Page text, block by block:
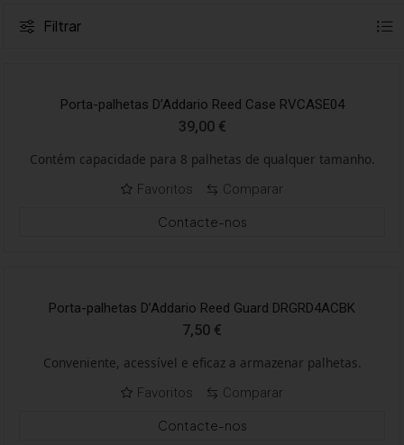
Filtrar
Porta-palhetas D’Addario Reed Case RVCASE04
39,00 €
Contém capacidade para 8 palhetas de qualquer tamanho.
Favoritos
Comparar
Contacte-nos
Porta-palhetas D’Addario Reed Guard DRGRD4ACBK
7,50 €
Conveniente, acessível e eficaz a armazenar palhetas.
Favoritos
Comparar
Contacte-nos